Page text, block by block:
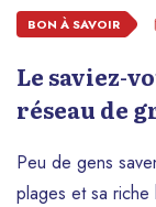
BON À SAVOIR
Le saviez-
réseau de
Peu de gens
plages et sa riche